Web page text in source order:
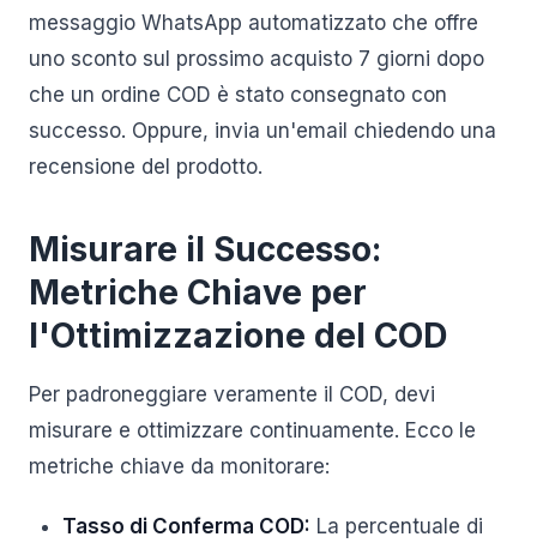
messaggio WhatsApp automatizzato che offre
uno sconto sul prossimo acquisto 7 giorni dopo
che un ordine COD è stato consegnato con
successo. Oppure, invia un'email chiedendo una
recensione del prodotto.
Misurare il Successo:
Metriche Chiave per
l'Ottimizzazione del COD
Per padroneggiare veramente il COD, devi
misurare e ottimizzare continuamente. Ecco le
metriche chiave da monitorare:
Tasso di Conferma COD: La percentuale di